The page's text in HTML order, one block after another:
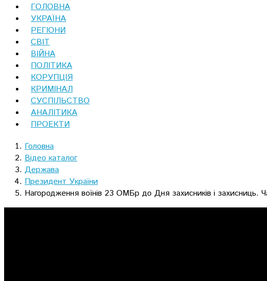
ГОЛОВНА
УКРАЇНА
РЕГІОНИ
СВІТ
ВІЙНА
ПОЛІТИКА
КОРУПЦІЯ
КРИМІНАЛ
СУСПІЛЬСТВО
АНАЛІТИКА
ПРОЕКТИ
Головна
Відео каталог
Держава
Президент України
Нагородження воїнів 23 ОМБр до Дня захисників і захисниць.